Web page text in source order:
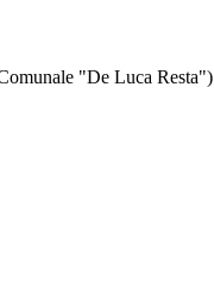
"De Luca Resta")